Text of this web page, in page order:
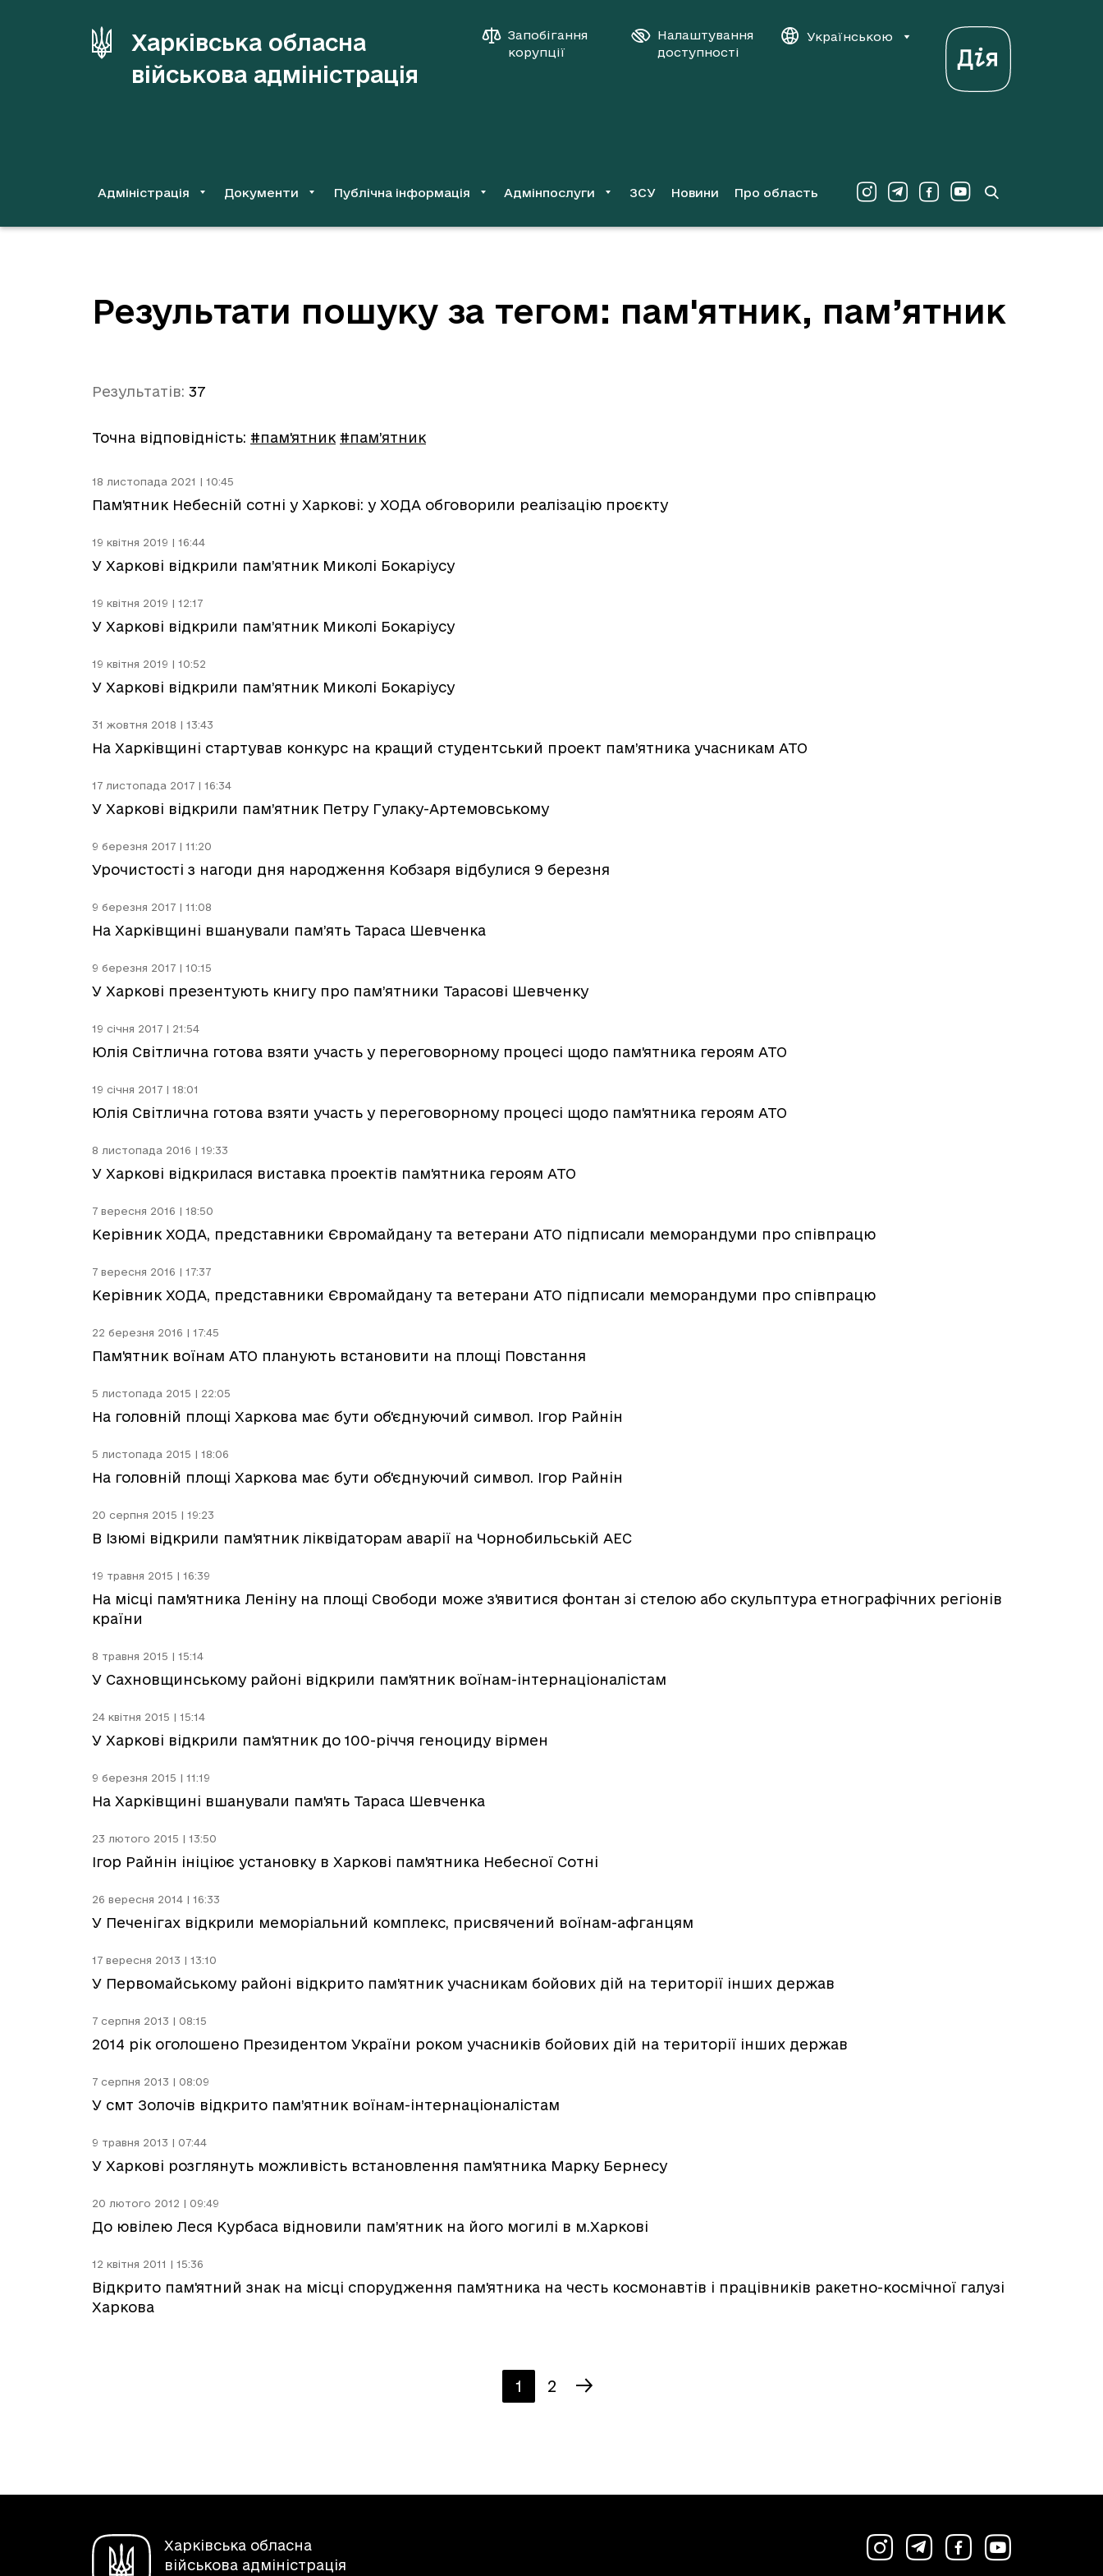
Харківська обласна
військова адміністрація
Запобігання
корупції
Налаштування
доступності
Українською
Адміністрація Документи Публічна інформація Адмінпослуги ЗСУ Новини Про область
Результати пошуку за тегом: пам'ятник, пам’ятник
Результатів: 37
Точна відповідність: #пам'ятник #пам’ятник
18 листопада 2021 | 10:45
Пам'ятник Небесній сотні у Харкові: у ХОДА обговорили реалізацію проєкту
19 квітня 2019 | 16:44
У Харкові відкрили пам’ятник Миколі Бокаріусу
19 квітня 2019 | 12:17
У Харкові відкрили пам’ятник Миколі Бокаріусу
19 квітня 2019 | 10:52
У Харкові відкрили пам’ятник Миколі Бокаріусу
31 жовтня 2018 | 13:43
На Харківщині стартував конкурс на кращий студентський проект пам’ятника учасникам АТО
17 листопада 2017 | 16:34
У Харкові відкрили пам’ятник Петру Гулаку-Артемовському
9 березня 2017 | 11:20
Урочистості з нагоди дня народження Кобзаря відбулися 9 березня
9 березня 2017 | 11:08
На Харківщині вшанували пам’ять Тараса Шевченка
9 березня 2017 | 10:15
У Харкові презентують книгу про пам’ятники Тарасові Шевченку
19 січня 2017 | 21:54
Юлія Світлична готова взяти участь у переговорному процесі щодо пам'ятника героям АТО
19 січня 2017 | 18:01
Юлія Світлична готова взяти участь у переговорному процесі щодо пам'ятника героям АТО
8 листопада 2016 | 19:33
У Харкові відкрилася виставка проектів пам'ятника героям АТО
7 вересня 2016 | 18:50
Керівник ХОДА, представники Євромайдану та ветерани АТО підписали меморандуми про співпрацю
7 вересня 2016 | 17:37
Керівник ХОДА, представники Євромайдану та ветерани АТО підписали меморандуми про співпрацю
22 березня 2016 | 17:45
Пам'ятник воїнам АТО планують встановити на площі Повстання
5 листопада 2015 | 22:05
На головній площі Харкова має бути об'єднуючий символ. Ігор Райнін
5 листопада 2015 | 18:06
На головній площі Харкова має бути об'єднуючий символ. Ігор Райнін
20 серпня 2015 | 19:23
В Ізюмі відкрили пам'ятник ліквідаторам аварії на Чорнобильській АЕС
19 травня 2015 | 16:39
На місці пам'ятника Леніну на площі Свободи може з'явитися фонтан зі стелою або скульптура етнографічних регіонів
країни
8 травня 2015 | 15:14
У Сахновщинському районі відкрили пам'ятник воїнам-інтернаціоналістам
24 квітня 2015 | 15:14
У Харкові відкрили пам'ятник до 100-річчя геноциду вірмен
9 березня 2015 | 11:19
На Харківщині вшанували пам'ять Тараса Шевченка
23 лютого 2015 | 13:50
Ігор Райнін ініціює установку в Харкові пам'ятника Небесної Сотні
26 вересня 2014 | 16:33
У Печенігах відкрили меморіальний комплекс, присвячений воїнам-афганцям
17 вересня 2013 | 13:10
У Первомайському районі відкрито пам'ятник учасникам бойових дій на території інших держав
7 серпня 2013 | 08:15
2014 рік оголошено Президентом України роком учасників бойових дій на території інших держав
7 серпня 2013 | 08:09
У смт Золочів відкрито пам’ятник воїнам-інтернаціоналістам
9 травня 2013 | 07:44
У Харкові розглянуть можливість встановлення пам'ятника Марку Бернесу
20 лютого 2012 | 09:49
До ювілею Леся Курбаса відновили пам’ятник на його могилі в м.Харкові
12 квітня 2011 | 15:36
Відкрито пам'ятний знак на місці спорудження пам'ятника на честь космонавтів і працівників ракетно-космічної галузі
Харкова
1 2
Харківська обласна
військова адміністрація